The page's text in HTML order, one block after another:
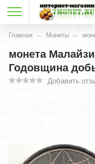
Главная Монеты
монета
Годовщина
Добавить